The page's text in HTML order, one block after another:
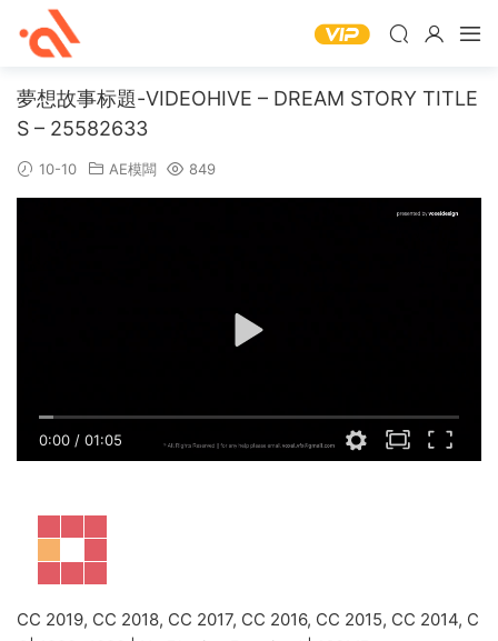
夢想故事标題-VIDEOHIVE – DREAM STORY TITLE
S – 25582633
10-10 AE模闆 849
0:00 / 01:05
CC 2019, CC 2018, CC 2017, CC 2016, CC 2015, CC 2014, C